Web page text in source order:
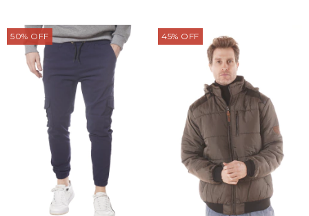
50% OFF 45% OFF